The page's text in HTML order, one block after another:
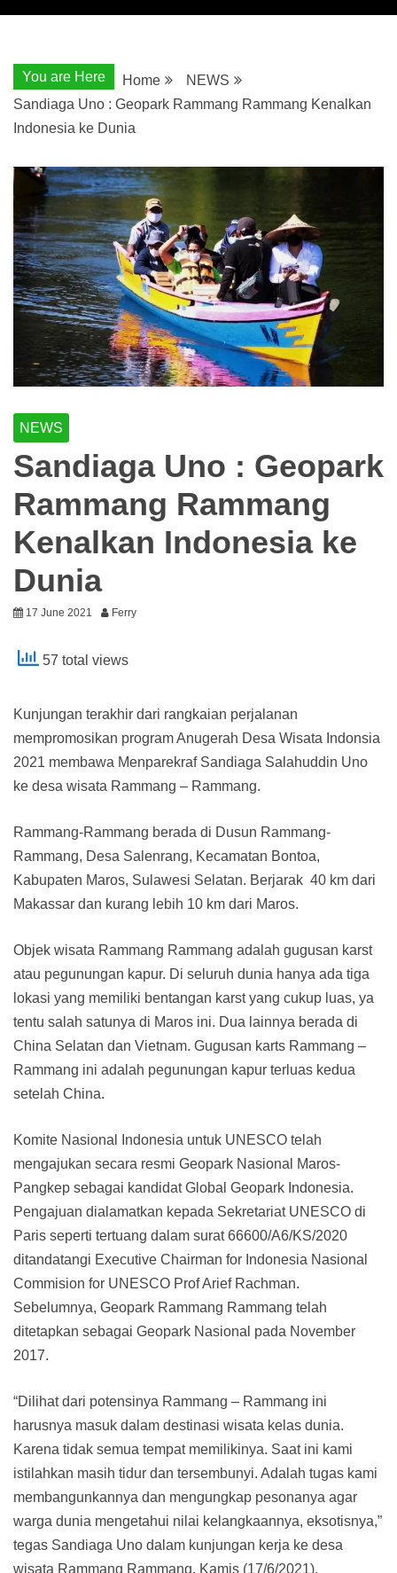
You are Here Home
NEWS
Sandiaga Uno : Geopark Rammang Rammang Kenalkan
Indonesia ke Dunia
NEWS
Sandiaga Uno : Geopark
Rammang Rammang
Kenalkan Indonesia ke
Dunia
17 June 2021 Ferry
57 total views
Kunjungan terakhir dari rangkaian perjalanan
mempromosikan program Anugerah Desa Wisata Indonsia
2021 membawa Menparekraf Sandiaga Salahuddin Uno
ke desa wisata Rammang – Rammang.
Rammang-Rammang berada di Dusun Rammang-
Rammang, Desa Salenrang, Kecamatan Bontoa,
Kabupaten Maros, Sulawesi Selatan. Berjarak 40 km dari
Makassar dan kurang lebih 10 km dari Maros.
Objek wisata Rammang Rammang adalah gugusan karst
atau pegunungan kapur. Di seluruh dunia hanya ada tiga
lokasi yang memiliki bentangan karst yang cukup luas, ya
tentu salah satunya di Maros ini. Dua lainnya berada di
China Selatan dan Vietnam. Gugusan karts Rammang –
Rammang ini adalah pegunungan kapur terluas kedua
setelah China.
Komite Nasional Indonesia untuk UNESCO telah
mengajukan secara resmi Geopark Nasional Maros-
Pangkep sebagai kandidat Global Geopark Indonesia.
Pengajuan dialamatkan kepada Sekretariat UNESCO di
Paris seperti tertuang dalam surat 66600/A6/KS/2020
ditandatangi Executive Chairman for Indonesia Nasional
Commision for UNESCO Prof Arief Rachman.
Sebelumnya, Geopark Rammang Rammang telah
ditetapkan sebagai Geopark Nasional pada November
2017.
“Dilihat dari potensinya Rammang – Rammang ini
harusnya masuk dalam destinasi wisata kelas dunia.
Karena tidak semua tempat memilikinya. Saat ini kami
istilahkan masih tidur dan tersembunyi. Adalah tugas kami
membangunkannya dan mengungkap pesonanya agar
warga dunia mengetahui nilai kelangkaannya, eksotisnya,”
tegas Sandiaga Uno dalam kunjungan kerja ke desa
wisata Rammang Rammang, Kamis (17/6/2021).